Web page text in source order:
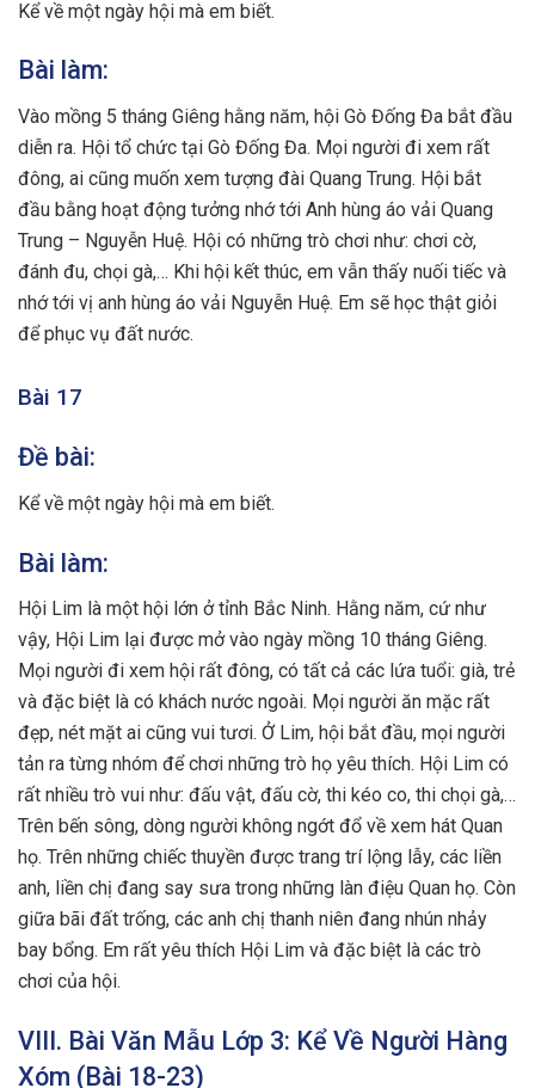
Kể về một ngày hội mà em biết.
Bài làm:
Vào mồng 5 tháng Giêng hằng năm, hội Gò Đống Đa bắt đầu
diễn ra. Hội tổ chức tại Gò Đống Đa. Mọi người đi xem rất
đông, ai cũng muốn xem tượng đài Quang Trung. Hội bắt
đầu bằng hoạt động tưởng nhớ tới Anh hùng áo vải Quang
Trung – Nguyễn Huệ. Hội có những trò chơi như: chơi cờ,
đánh đu, chọi gà,… Khi hội kết thúc, em vẫn thấy nuối tiếc và
nhớ tới vị anh hùng áo vải Nguyễn Huệ. Em sẽ học thật giỏi
để phục vụ đất nước.
Bài 17
Đề bài:
Kể về một ngày hội mà em biết.
Bài làm:
Hội Lim là một hội lớn ở tỉnh Bắc Ninh. Hằng năm, cứ như
vậy, Hội Lim lại được mở vào ngày mồng 10 tháng Giêng.
Mọi người đi xem hội rất đông, có tất cả các lứa tuổi: già, trẻ
và đặc biệt là có khách nước ngoài. Mọi người ăn mặc rất
đẹp, nét mặt ai cũng vui tươi. Ở Lim, hội bắt đầu, mọi người
tản ra từng nhóm để chơi những trò họ yêu thích. Hội Lim có
rất nhiều trò vui như: đấu vật, đấu cờ, thi kéo co, thi chọi gà,…
Trên bến sông, dòng người không ngớt đổ về xem hát Quan
họ. Trên những chiếc thuyền được trang trí lộng lẫy, các liền
anh, liền chị đang say sưa trong những làn điệu Quan họ. Còn
giữa bãi đất trống, các anh chị thanh niên đang nhún nhảy
bay bổng. Em rất yêu thích Hội Lim và đặc biệt là các trò
chơi của hội.
VIII. Bài Văn Mẫu Lớp 3: Kể Về Người Hàng
Xóm (Bài 18-23)